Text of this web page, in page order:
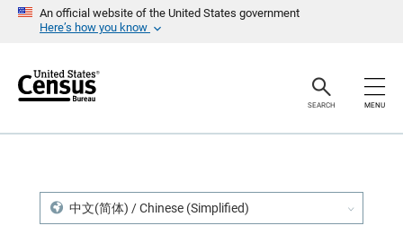
An official website of the United States government
Here’s how you know
r
SEARCH MENU
中文(简体) / Chinese (Simplified)
a